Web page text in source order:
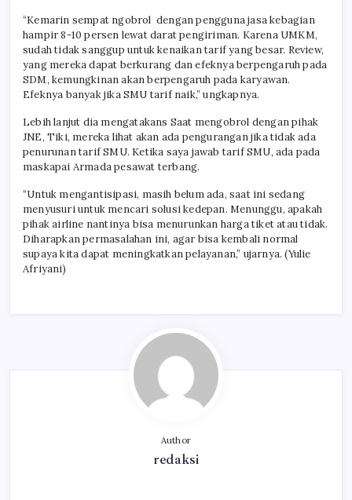
“Kemarin sempat ngobrol dengan pengguna jasa kebagian
hampir 8-10 persen lewat darat pengiriman. Karena UMKM,
sudah tidak sanggup untuk kenaikan tarif yang besar. Review,
yang mereka dapat berkurang dan efeknya berpengaruh pada
SDM, kemungkinan akan berpengaruh pada karyawan.
Efeknya banyak jika SMU tarif naik,” ungkapnya.
Lebih lanjut dia mengatakans Saat mengobrol dengan pihak
JNE, Tiki, mereka lihat akan ada pengurangan jika tidak ada
penurunan tarif SMU. Ketika saya jawab tarif SMU, ada pada
maskapai Armada pesawat terbang.
“Untuk mengantisipasi, masih belum ada, saat ini sedang
menyusuri untuk mencari solusi kedepan. Menunggu, apakah
pihak airline nantinya bisa menurunkan harga tiket atau tidak.
Diharapkan permasalahan ini, agar bisa kembali normal
supaya kita dapat meningkatkan pelayanan,” ujarnya. (Yulie
Afriyani)
Author
redaksi